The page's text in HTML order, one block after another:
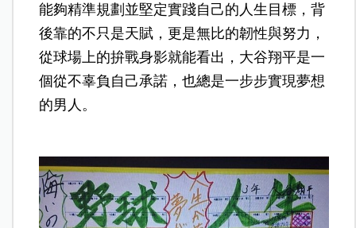
能夠精準規劃並堅定實踐自己的人生目標，背
後靠的不只是天賦，更是無比的韌性與努力，
從球場上的拚戰身影就能看出，大谷翔平是一
個從不辜負自己承諾，也總是一步步實現夢想
的男人。